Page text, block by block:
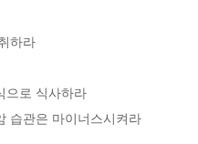
하라
으로 식사하라
습관은 마이너스시켜라